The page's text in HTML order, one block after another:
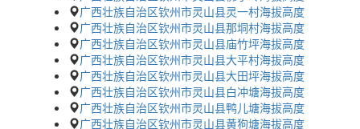
广西壮族自治区钦州市灵山县灵一村海拔高度
广西壮族自治区钦州市灵山县那垌村海拔高度
广西壮族自治区钦州市灵山县庙竹坪海拔高度
广西壮族自治区钦州市灵山县大平村海拔高度
广西壮族自治区钦州市灵山县大田坪海拔高度
广西壮族自治区钦州市灵山县白冲塘海拔高度
广西壮族自治区钦州市灵山县鸭儿塘海拔高度
广西壮族自治区钦州市灵山县黄狗塘海拔高度